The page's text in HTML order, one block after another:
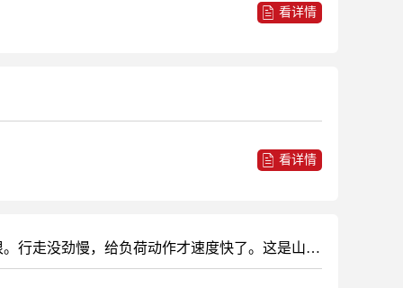
看详情
看详情
挖机山猫E17微挖。大臂抬不起来，不是一点不动是得加油门才能动，怠速起不来。怠速二臂铲斗都没事速度快得很。行走没劲慢，给负荷动作才速度快了。这是山猫通病，有修过山猫这个毛病的大神吗求解答